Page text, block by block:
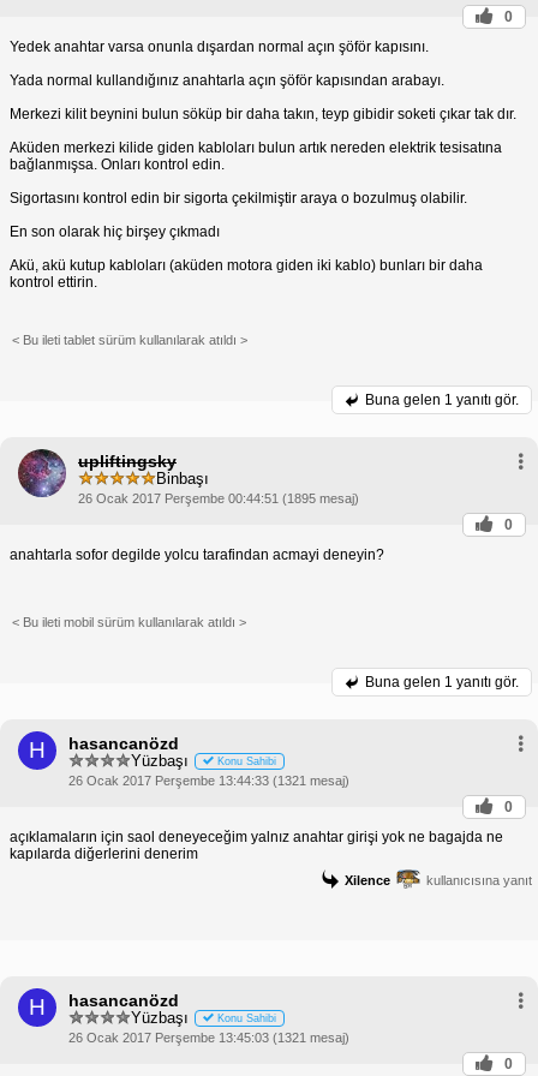
Donmuş kilitler
Sorun Giderme Adımları
Kilidin açılmama sorununu gidermek için şu adımları
takip edebilirsin:
Anahtarlık Pillerini Kontrol
kilit sisteminin çalışmamasına neden olabilir. Pilleri
yeni pillerle değiştir.
zarar görmüş olabilir. Farklı bir anahtarlık
Kapı Kilitlerini Kontrol Et:
çilingir çağır.
deliğine bir anahtar takılı kalmış olabilir. Anahtarı
buz çözücü bir sprey ile buzunu çözmeyi dene.
Bazı araçlarda,
kılavuzuna başvur.
Önleyici TedbirlerAnahtarlık pillerini düzenli olarak
değiştir.
yukarıdaki adımları izleyerek ve önleyici tedbirleri
alarak aracına tekrar erişebilir ve yoluna devam
çilingir veya yetkili bir tamirciye başvurmaktan
çekinme.
0
Yedek anahtar varsa onunla dışardan normal açın şöför kapısını.
Yada normal kullandığınız anahtarla açın şöför kapısından arabayı.
Merkezi kilit beynini bulun söküp bir daha takın, teyp gibidir soketi çıkar tak dır.
Aküden merkezi kilide giden kabloları bulun artık nereden elektrik tesisatına
bağlanmışsa. Onları kontrol edin.
Sigortasını kontrol edin bir sigorta çekilmiştir araya o bozulmuş olabilir.
En son olarak hiç birşey çıkmadı
Akü, akü kutup kabloları (aküden motora giden iki kablo) bunları bir daha
kontrol ettirin.
< Bu ileti tablet sürüm kullanılarak atıldı >
Buna gelen 1 yanıtı gör.
upliftingsky
Binbaşı
26 Ocak 2017 Perşembe 00:44:51 (1895 mesaj)
0
anahtarla sofor degilde yolcu tarafindan acmayi deneyin?
< Bu ileti mobil sürüm kullanılarak atıldı >
Buna gelen 1 yanıtı gör.
H hasancanözd
Yüzbaşı Konu Sahibi
26 Ocak 2017 Perşembe 13:44:33 (1321 mesaj)
0
açıklamaların için saol deneyeceğim yalnız anahtar girişi yok ne bagajda ne
kapılarda diğerlerini denerim
Xilence kullanıcısına yanıt
H hasancanözd
Yüzbaşı Konu Sahibi
26 Ocak 2017 Perşembe 13:45:03 (1321 mesaj)
0